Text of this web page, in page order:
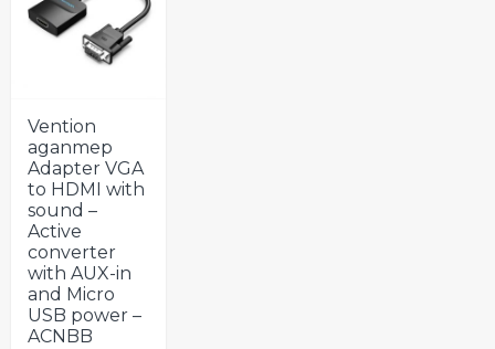
Vention
адаптер
Adapter VGA
to HDMI with
sound –
Active
converter
with AUX-in
and Micro
USB power –
ACNBB